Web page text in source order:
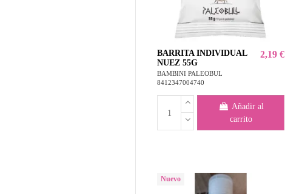
BARRITA INDIVIDUAL
NUEZ 55G
BAMBINI PALEOBUL
8412347004740
2,19 €
Añadir al
carrito
Nuevo